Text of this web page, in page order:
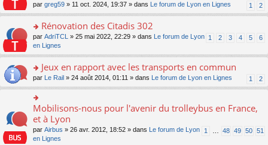
ult
er
le
m
e
s
a
g
e
n
o
n
le
1 2
par greg59 » 11 oct. 2024, 19:37 » dans Le forum de Lyon en Lignes
o
n
s
er
le
m
e
s
s
g
Rénovation des Citadis 302
1 2 3 4 5 6
par AdriTCL » 25 mai 2022, 22:29 » dans
Le forum de Lyon
en Lignes
o
n
s
ult
er
le
m
e
Jeux en rapport avec les transports en commun
1 2
par Le Rail » 24 août 2014, 01:11 » dans Le forum de Lyon en Lignes
o
n
ult
Mobilisons-nous pour l'avenir du trolleybus en France,
et à Lyon
1 48 49 50 51
par Airbus » 26 avr. 2012, 18:52 » dans
Le forum de Lyon
en Lignes